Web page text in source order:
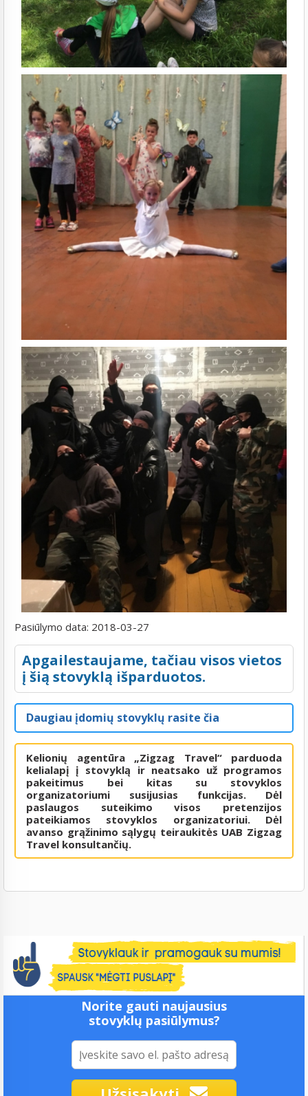
Pasiūlymo data: 2018-03-27
Apgailestaujame, tačiau visos vietos
į šią stovyklą išparduotos.
Daugiau įdomių stovyklų rasite čia
Kelionių agentūra „Zigzag Travel“ parduoda
kelialapį į stovyklą ir neatsako už programos
pakeitimus bei kitas su stovyklos
organizatoriumi susijusias funkcijas. Dėl
paslaugos suteikimo visos pretenzijos
pateikiamos stovyklos organizatoriui. Dėl
avanso grąžinimo sąlygų teiraukitės UAB Zigzag
Travel konsultančių.
Norite gauti naujausius
stovyklų pasiūlymus?